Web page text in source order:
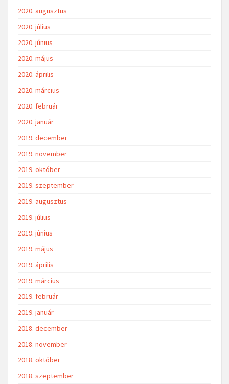
2020. augusztus
2020. július
2020. június
2020. május
2020. április
2020. március
2020. február
2020. január
2019. december
2019. november
2019. október
2019. szeptember
2019. augusztus
2019. július
2019. június
2019. május
2019. április
2019. március
2019. február
2019. január
2018. december
2018. november
2018. október
2018. szeptember